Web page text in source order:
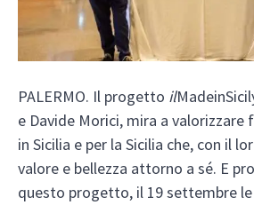
PALERMO. Il progetto il
e Davide Morici, mira a valorizzare
in Sicilia e per la Sicilia che, con il
valore e bellezza attorno a sé. E
questo progetto, il 19 settembre